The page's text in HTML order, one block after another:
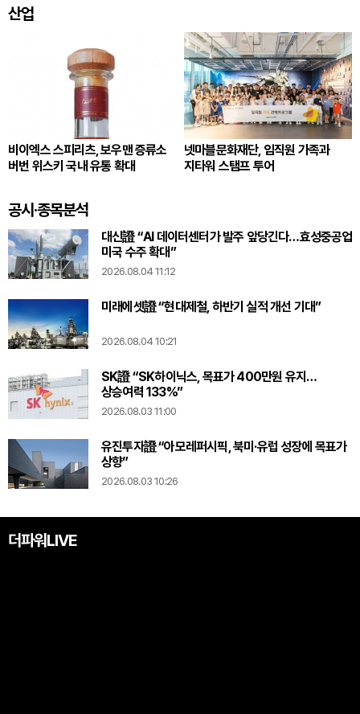
산업
비이엑스 스피리츠, 보우맨 증류소
버번 위스키 국내 유통 확대
넷마블문화재단, 임직원 가족과
지타워 스탬프 투어
공시·종목분석
대신證 “AI 데이터센터가 발주 앞당긴다…효성중공업
미국 수주 확대”
2026.08.04 11:12
미래에셋證 “현대제철, 하반기 실적 개선 기대”
2026.08.04 10:21
SK證 “SK하이닉스, 목표가 400만원 유지…
상승여력 133%”
2026.08.03 11:00
유진투자證 “아모레퍼시픽, 북미·유럽 성장에 목표가
상향”
2026.08.03 10:26
더파워LIVE